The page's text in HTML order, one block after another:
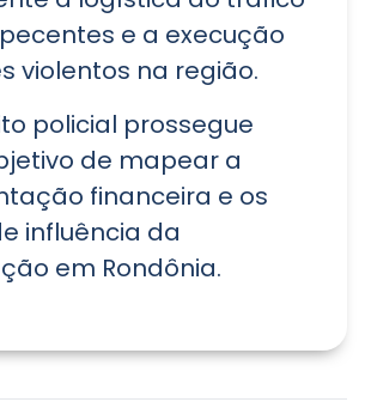
e a execução
violentos na região.
policial prossegue
de mapear a
financeira e os
influência da
em Rondônia.